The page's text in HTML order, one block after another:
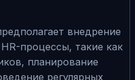
внедрение
процессы, такие как
планирование
регулярных